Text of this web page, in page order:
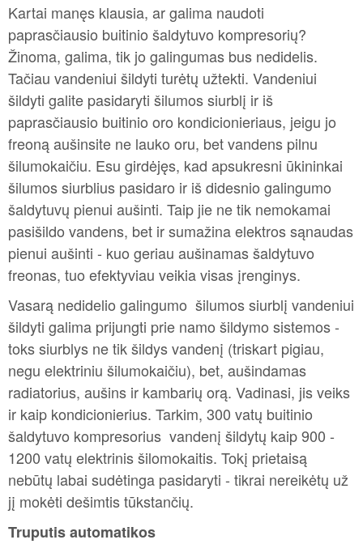
Kartai manęs klausia, ar galima naudoti
paprasčiausio buitinio šaldytuvo kompresorių?
Žinoma, galima, tik jo galingumas bus nedidelis.
Tačiau vandeniui šildyti turėtų užtekti. Vandeniui
šildyti galite pasidaryti šilumos siurblį ir iš
paprasčiausio buitinio oro kondicionieriaus, jeigu jo
freoną aušinsite ne lauko oru, bet vandens pilnu
šilumokaičiu. Esu girdėjęs, kad apsukresni ūkininkai
šilumos siurblius pasidaro ir iš didesnio galingumo
šaldytuvų pienui aušinti. Taip jie ne tik nemokamai
pasišildo vandens, bet ir sumažina elektros sąnaudas
pienui aušinti - kuo geriau aušinamas šaldytuvo
freonas, tuo efektyviau veikia visas įrenginys.
Vasarą nedidelio galingumo šilumos siurblį vandeniui
šildyti galima prijungti prie namo šildymo sistemos -
toks siurblys ne tik šildys vandenį (triskart pigiau,
negu elektriniu šilumokaičiu), bet, aušindamas
radiatorius, aušins ir kambarių orą. Vadinasi, jis veiks
ir kaip kondicionierius. Tarkim, 300 vatų buitinio
šaldytuvo kompresorius vandenį šildytų kaip 900 -
1200 vatų elektrinis šilomokaitis. Tokį prietaisą
nebūtų labai sudėtinga pasidaryti - tikrai nereikėtų už
jį mokėti dešimtis tūkstančių.
Truputis automatikos